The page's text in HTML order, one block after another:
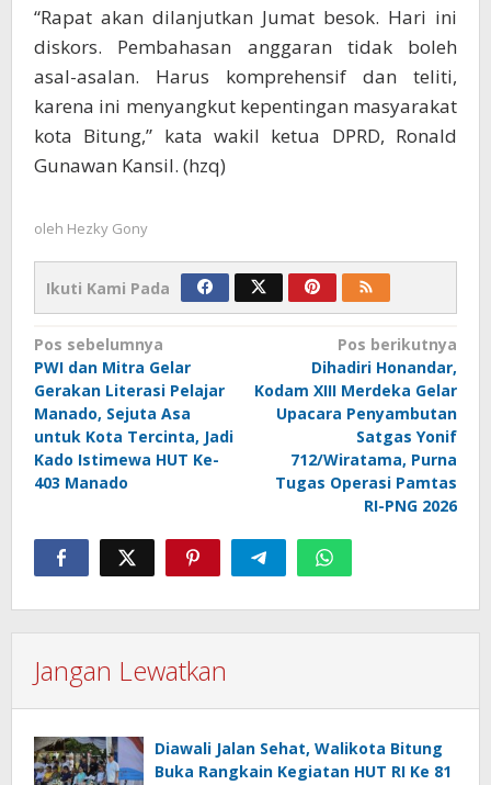
“Rapat akan dilanjutkan Jumat besok. Hari ini
diskors. Pembahasan anggaran tidak boleh
asal-asalan. Harus komprehensif dan teliti,
karena ini menyangkut kepentingan masyarakat
kota Bitung,” kata wakil ketua DPRD, Ronald
Gunawan Kansil. (hzq)
oleh Hezky Gony
Ikuti Kami Pada
Navigasi
pos
Pos sebelumnya
PWI dan Mitra Gelar
Gerakan Literasi Pelajar
Manado, Sejuta Asa
untuk Kota Tercinta, Jadi
Kado Istimewa HUT Ke-
403 Manado
Pos berikutnya
Dihadiri Honandar,
Kodam XIII Merdeka Gelar
Upacara Penyambutan
Satgas Yonif
712/Wiratama, Purna
Tugas Operasi Pamtas
RI-PNG 2026
Jangan Lewatkan
Diawali Jalan Sehat, Walikota Bitung
Buka Rangkain Kegiatan HUT RI Ke 81